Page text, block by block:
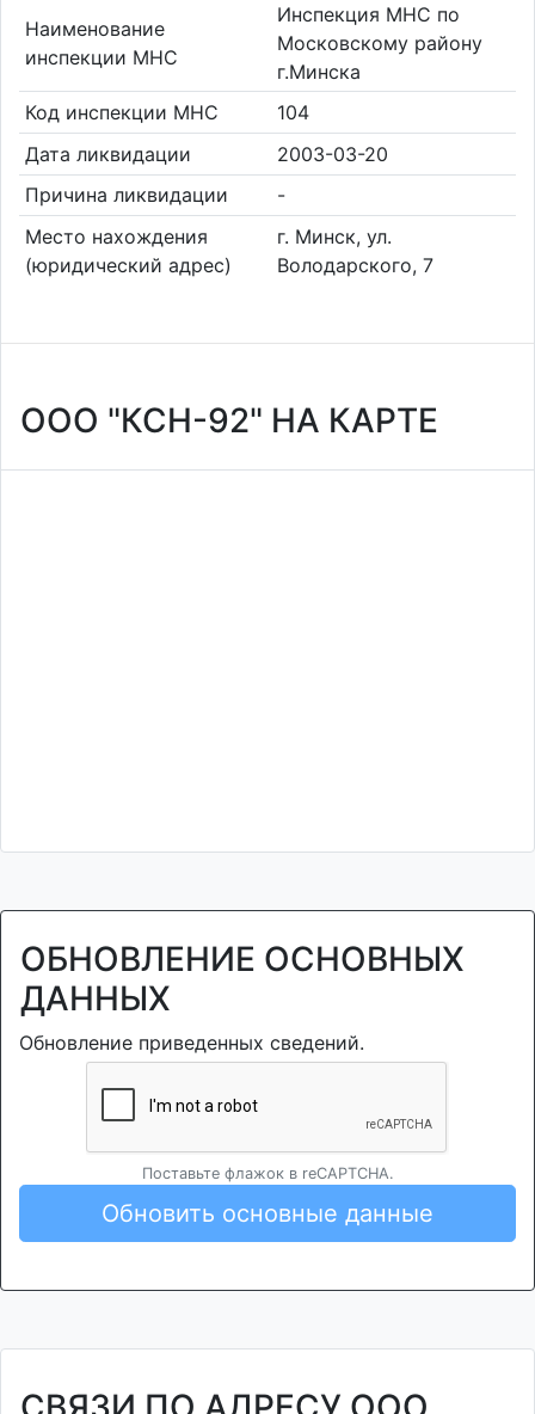
Наименование
инспекции МНС
Инспекция МНС по
Московскому району
г.Минска
Код инспекции МНС
104
Дата ликвидации
2003-03-20
Причина ликвидации
-
Место нахождения
(юридический адрес)
г. Минск, ул.
Володарского, 7
ООО "КСН-92" НА КАРТЕ
ОБНОВЛЕНИЕ ОСНОВНЫХ
ДАННЫХ
Обновление приведенных сведений.
Поставьте флажок в reCAPTCHA.
Обновить основные данные